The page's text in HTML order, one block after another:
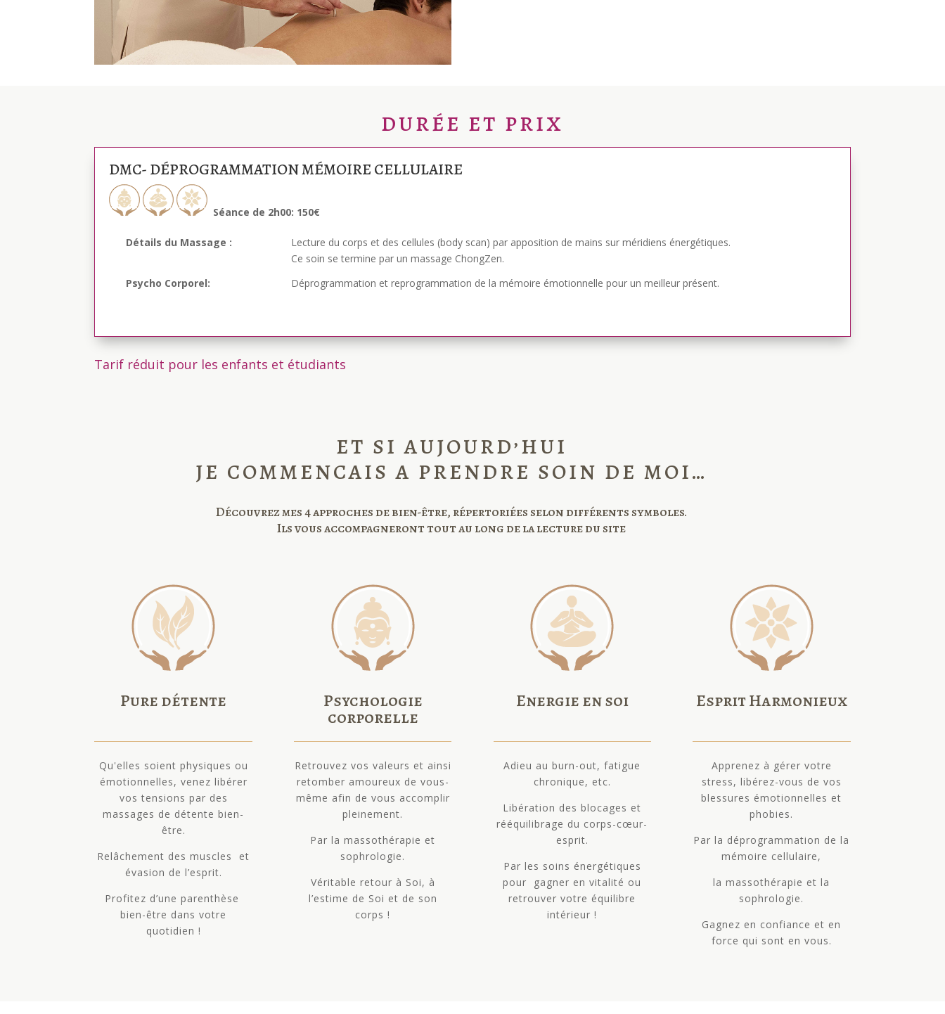
DURÉE ET PRIX
DMC- DÉPROGRAMMATION MÉMOIRE CELLULAIRE
Séance de 2h00: 150€
Détails du Massage :
Lecture du corps et des cellules (body scan) par apposition de mains sur méridiens énergétiques.
Ce soin se termine par un massage ChongZen.
Psycho Corporel:
Déprogrammation et reprogrammation de la mémoire émotionnelle pour un meilleur présent.
Tarif réduit pour les enfants et étudiants
ET SI AUJOURD’HUI
JE COMMENCAIS A PRENDRE SOIN DE MOI…
Découvrez mes 4 approches de bien-être, répertoriées selon différents symboles.
Ils vous accompagneront tout au long de la lecture du site
Pure détente
Qu'elles soient physiques ou
émotionnelles, venez libérer
vos tensions par des
massages de détente bien-
être.
Relâchement des muscles et
évasion de l’esprit.
Profitez d’une parenthèse
bien-être dans votre
quotidien !
Psychologie
corporelle
Retrouvez vos valeurs et ainsi
retomber amoureux de vous-
même afin de vous accomplir
pleinement.
Par la massothérapie et
sophrologie.
Véritable retour à Soi, à
l’estime de Soi et de son
corps !
Energie en soi
Adieu au burn-out, fatigue
chronique, etc.
Libération des blocages et
rééquilibrage du corps-cœur-
esprit.
Par les soins énergétiques
pour gagner en vitalité ou
retrouver votre équilibre
intérieur !
Esprit Harmonieux
Apprenez à gérer votre
stress, libérez-vous de vos
blessures émotionnelles et
phobies.
Par la déprogrammation de la
mémoire cellulaire,
la massothérapie et la
sophrologie.
Gagnez en confiance et en
force qui sont en vous.